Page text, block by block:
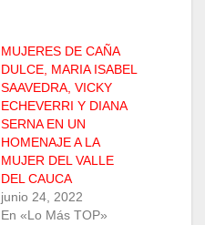
MUJERES DE CAÑA
DULCE, MARIA ISABEL
SAAVEDRA, VICKY
ECHEVERRI Y DIANA
SERNA EN UN
HOMENAJE A LA
MUJER DEL VALLE
DEL CAUCA
junio 24, 2022
En «Lo Más TOP»